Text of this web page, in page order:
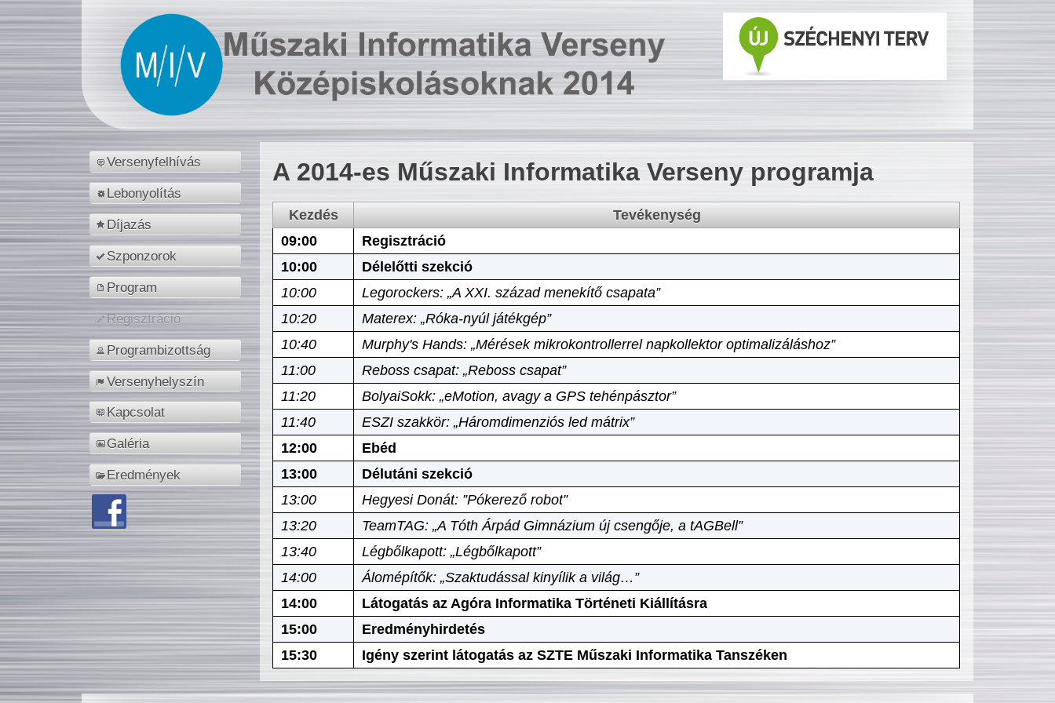
Versenyfelhívás
Lebonyolítás
Díjazás
Szponzorok
Program
Regisztráció
Programbizottság
Versenyhelyszín
Kapcsolat
Galéria
Eredmények
A 2014-es Műszaki Informatika Verseny programja
Kezdés
Tevékenység
09:00
Regisztráció
10:00
Délelőtti szekció
10:00
Legorockers: „A XXI. század menekítő csapata”
10:20
Materex: „Róka-nyúl játékgép”
10:40
Murphy's Hands: „Mérések mikrokontrollerrel napkollektor optimalizáláshoz”
11:00
Reboss csapat: „Reboss csapat”
11:20
BolyaiSokk: „eMotion, avagy a GPS tehénpásztor”
11:40
ESZI szakkör: „Háromdimenziós led mátrix”
12:00
Ebéd
13:00
Délutáni szekció
13:00
Hegyesi Donát: ”Pókerező robot”
13:20
TeamTAG: „A Tóth Árpád Gimnázium új csengője, a tAGBell”
13:40
Légbőlkapott: „Légbőlkapott”
14:00
Álomépítők: „Szaktudással kinyílik a világ…”
14:00
Látogatás az Agóra Informatika Történeti Kiállításra
15:00
Eredményhirdetés
15:30
Igény szerint látogatás az SZTE Műszaki Informatika Tanszéken